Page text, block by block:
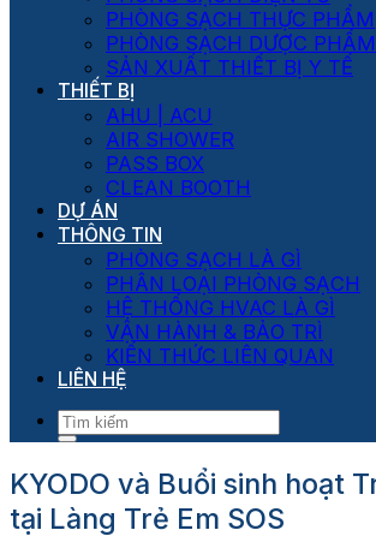
PHÒNG SẠCH THỰC PHẨM
PHÒNG SẠCH DƯỢC PHẨM
SẢN XUẤT THIẾT BỊ Y TẾ
THIẾT BỊ
AHU | ACU
AIR SHOWER
PASS BOX
CLEAN BOOTH
DỰ ÁN
THÔNG TIN
PHÒNG SẠCH LÀ GÌ
PHÂN LOẠI PHÒNG SẠCH
HỆ THỐNG HVAC LÀ GÌ
VẬN HÀNH & BẢO TRÌ
KIẾN THỨC LIÊN QUAN
LIÊN HỆ
KYODO và Buổi sinh hoạt
tại Làng Trẻ Em SOS